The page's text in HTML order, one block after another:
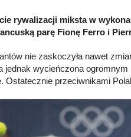
rywalizacji miksta w
parę Fionę Ferro i
nie zaskoczyła nawet
jednak wycieńczona ogromnym
Ostatecznie przeciwnikami